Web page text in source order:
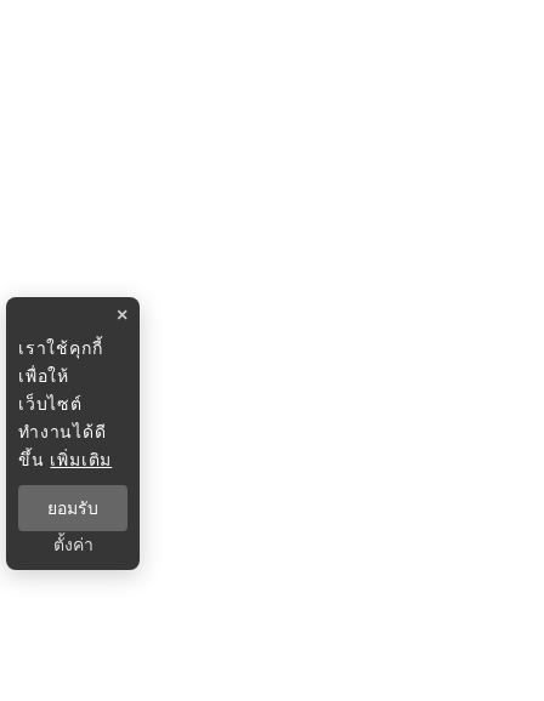
×
เราใช้คุกกี้
เพื่อให้
เว็บไซต์
ทำงานได้ดี
ขึ้น เพิ่มเติม
ยอมรับ
ตั้งค่า